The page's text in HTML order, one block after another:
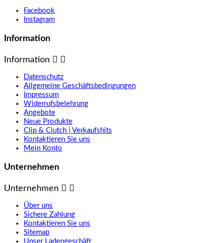
Facebook
Instagram
Information
Information  
Datenschutz
Allgemeine Geschäftsbedingungen
Impressum
Widerrufsbelehrung
Angebote
Neue Produkte
Clip & Clutch | Verkaufshits
Kontaktieren Sie uns
Mein Konto
Unternehmen
Unternehmen  
Über uns
Sichere Zahlung
Kontaktieren Sie uns
Sitemap
Unser Ladengeschäft